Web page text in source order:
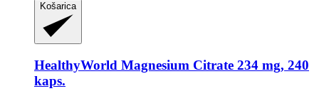
Košarica
HealthyWorld Magnesium Citrate 234 mg, 240
kaps.